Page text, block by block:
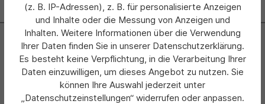
Newsletter
Abonnieren Sie jetzt einfach unseren regelmäßig
erscheinenden Newsletter und Sie werden stets als Erster
über neue Produkte und Angebote informiert.
(z. B. IP-Adressen), z. B. für personalisierte Anzeigen
und Inhalte oder die Messung von Anzeigen und
Inhalten. Weitere Informationen über die Verwendung
Ihrer Daten finden Sie in unserer Datenschutzerklärung.
Es besteht keine Verpflichtung, in die Verarbeitung Ihrer
Daten einzuwilligen, um dieses Angebot zu nutzen. Sie
können Ihre Auswahl jederzeit unter
„Datenschutzeinstellungen“ widerrufen oder anpassen.